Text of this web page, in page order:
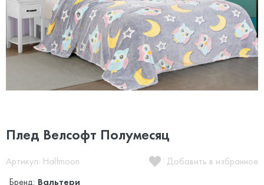
Плед Велсофт Полумесяц
Артикул: Halfmoon
Добавить в избранное
Бренд: Вальтери